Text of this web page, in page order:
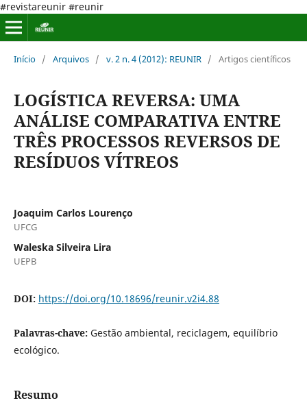
#revistareunir #reunir
Início / Arquivos / v. 2 n. 4 (2012): REUNIR / Artigos científicos
LOGÍSTICA REVERSA: UMA
ANÁLISE COMPARATIVA ENTRE
TRÊS PROCESSOS REVERSOS DE
RESÍDUOS VÍTREOS
Joaquim Carlos Lourenço
UFCG
Waleska Silveira Lira
UEPB
DOI: https://doi.org/10.18696/reunir.v2i4.88
Palavras-chave: Gestão ambiental, reciclagem, equilíbrio
ecológico.
Resumo